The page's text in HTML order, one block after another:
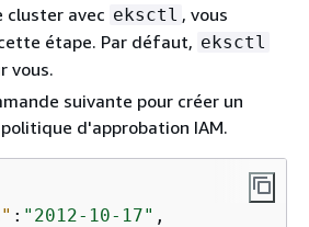
cluster avec eksctl , vous
étape. Par défaut, eksctl
vous.
suivante pour créer un
d'approbation IAM.
: "2012-10-17" ,